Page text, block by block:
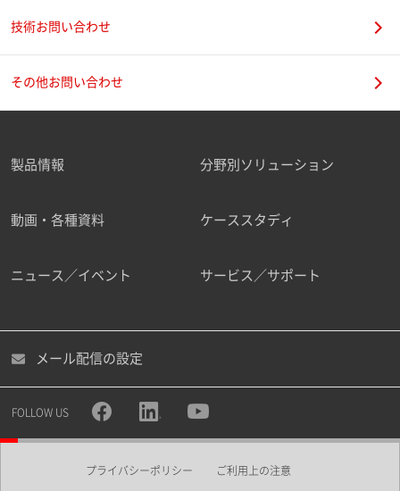
技術お問い合わせ
その他お問い合わせ
製品情報 分野別ソリューション
動画・各種資料 ケーススタディ
ニュース／イベント サービス／サポート
メール配信の設定
FOLLOW US
プライバシーポリシー ご利用上の注意